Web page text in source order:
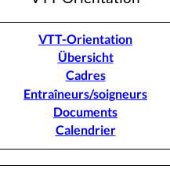
VTT-Orientation
Übersicht
Cadres
Entraîneurs/soigneurs
Documents
Calendrier